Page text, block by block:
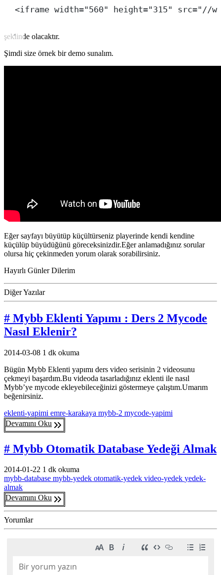
<iframe width="560" height="315" src="//
şeklinde olacaktır.
Şimdi size örnek bir demo sunalım.
Eğer sayfayı büyütüp küçültürseniz playerinde kendi kendine
küçülüp büyüdüğünü göreceksinizdir.Eğer anlamadığınız sorular
olursa hiç çekinmeden yorum olarak sorabilirsiniz.
Hayırlı Günler Dilerim
Diğer Yazılar
# Mybb Eklenti Yapımı : Ders 2 Mycode
Nasıl Eklenir?
2014-03-08 1 dk okuma
Bügün Mybb Eklenti yapımı ders video serisinin 2 videosunu
çekmeyi başardım.Bu videoda tasarladığınız eklenti ile nasıl
Mybb’ye mycode ekleyebileceğinizi göstermeye çalıştım.Umarım
beğenirsiniz.
eklenti-yapimi emre-karakaya mybb-2 mycode-yapimi
Devamını Oku
# Mybb Otomatik Database Yedeği Almak
2014-01-22 1 dk okuma
mybb-database mybb-yedek otomatik-yedek video-yedek yedek-
almak
Devamını Oku
Yorumlar